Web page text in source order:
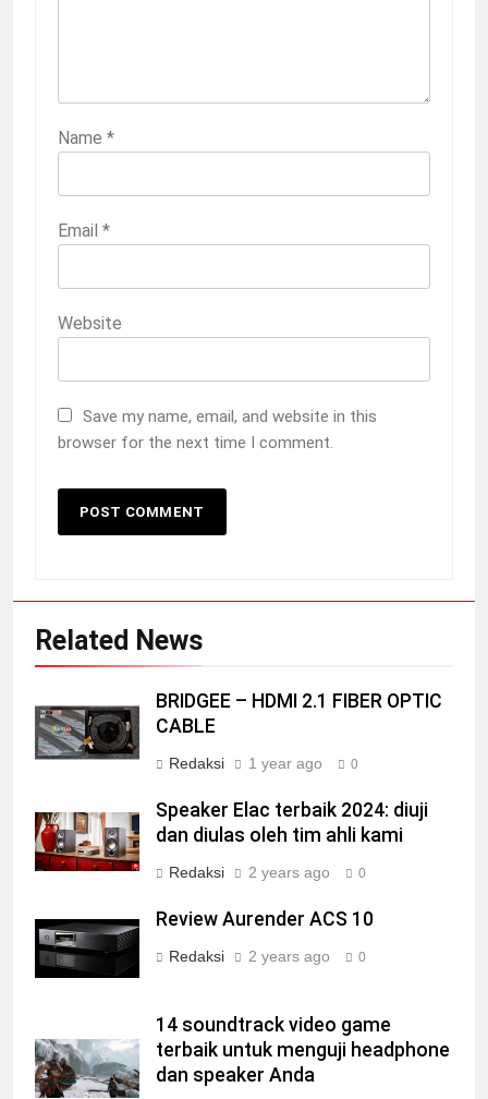
Name *
Email *
Website
Save my name, email, and website in this
browser for the next time I comment.
Related News
BRIDGEE – HDMI 2.1 FIBER OPTIC
CABLE
Redaksi 1 year ago 0
Speaker Elac terbaik 2024: diuji
dan diulas oleh tim ahli kami
Redaksi 2 years ago 0
Review Aurender ACS 10
Redaksi 2 years ago 0
14 soundtrack video game
terbaik untuk menguji headphone
dan speaker Anda